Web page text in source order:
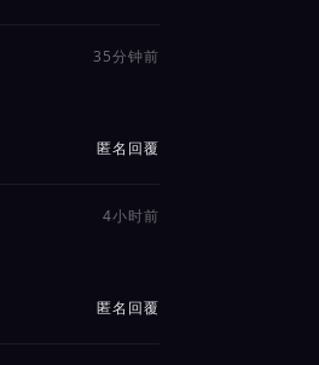
35分钟前
匿名回覆
4小时前
匿名回覆